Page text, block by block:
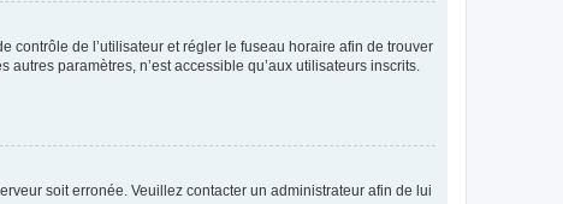
contrôle de l’utilisateur et régler le fuseau horaire afin de trouver
paramètres, n’est accessible qu’aux utilisateurs inscrits.
soit erronée. Veuillez contacter un administrateur afin de lui